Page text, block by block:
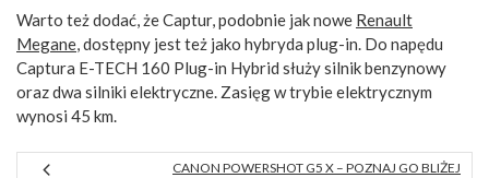
Warto też dodać, że Captur, podobnie jak nowe Renault
Megane, dostępny jest też jako hybryda plug-in. Do napędu
Captura E-TECH 160 Plug-in Hybrid służy silnik benzynowy
oraz dwa silniki elektryczne. Zasięg w trybie elektrycznym
wynosi 45 km.
CANON POWERSHOT G5 X – POZNAJ GO BLIŻEJ